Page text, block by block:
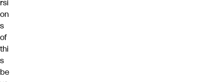
rsi
on
s
of
thi
s
be